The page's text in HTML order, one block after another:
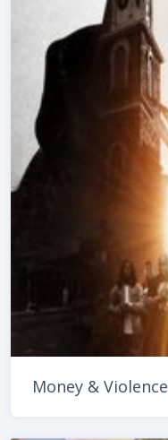
Money & Violence